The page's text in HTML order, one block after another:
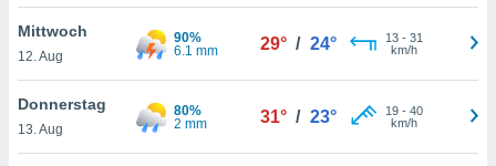
. Sie
jederzeit
Rand
Mittwoch
12. Aug
90%
6.1 mm
29° / 24° 13- 31
km/h
Donnerstag
13. Aug
80%
2 mm
31° / 23° 19- 40
km/h